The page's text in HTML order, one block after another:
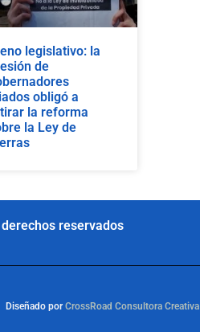
legislativo: la
de
obligó a
la reforma
la Ley de
reservados
Diseñado porCrossRoad Consultora Creativa